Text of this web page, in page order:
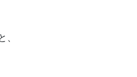
、